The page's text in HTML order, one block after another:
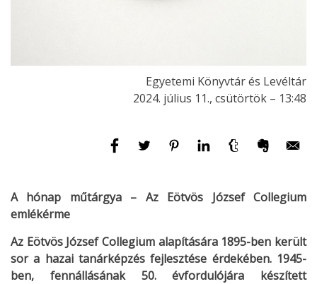
Egyetemi Könyvtár és Levéltár
2024. július 11., csütörtök – 13:48
A hónap műtárgya – Az Eötvös József Collegium
emlékérme
Az Eötvös József Collegium alapítására 1895-ben került
sor a hazai tanárképzés fejlesztése érdekében. 1945-
ben, fennállásának 50. évfordulójára készített